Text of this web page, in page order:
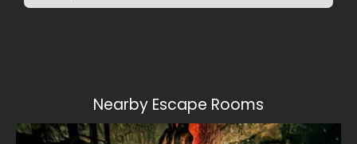
Nearby Escape Rooms